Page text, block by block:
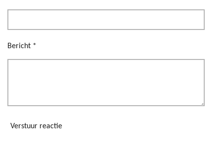
e
Bericht *
Verstuur reactie